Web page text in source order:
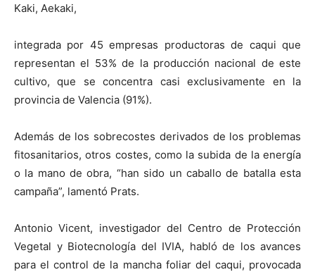
Kaki, Aekaki,
integrada por 45 empresas productoras de caqui que
representan el 53% de la producción nacional de este
cultivo, que se concentra casi exclusivamente en la
provincia de Valencia (91%).
Además de los sobrecostes derivados de los problemas
fitosanitarios, otros costes, como la subida de la energía
o la mano de obra, “han sido un caballo de batalla esta
campaña”, lamentó Prats.
Antonio Vicent, investigador del Centro de Protección
Vegetal y Biotecnología del IVIA, habló de los avances
para el control de la mancha foliar del caqui, provocada